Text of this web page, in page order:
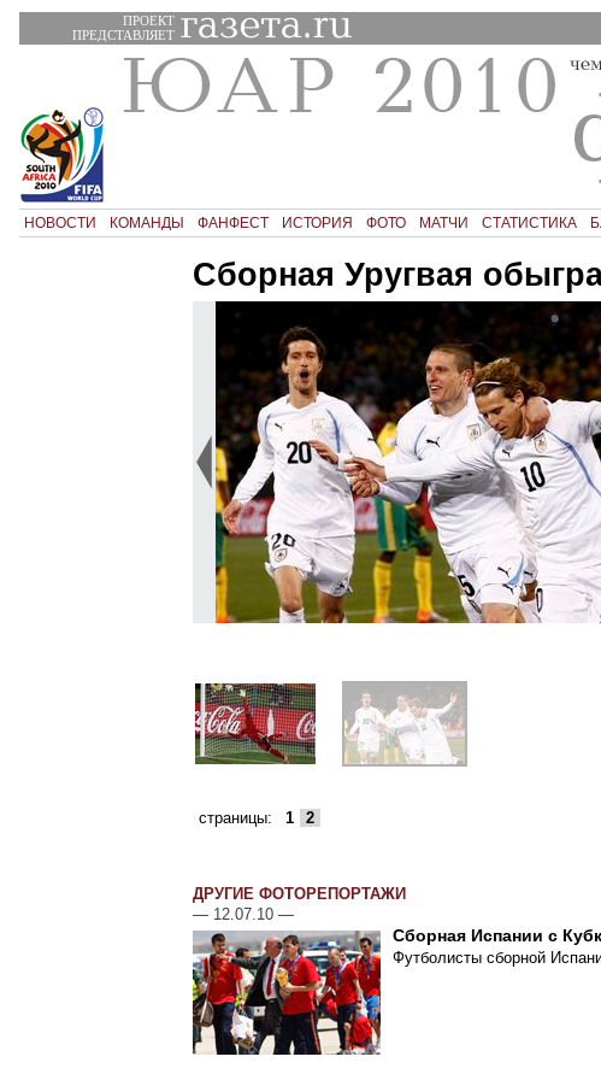
ПРОЕКТ
ПРЕДСТАВЛЯЕТ
НОВОСТИ КОМАНДЫ ФАНФЕСТ ИСТОРИЯ ФОТО МАТЧИ СТАТИСТИКА
Сборная Уругвая
страницы: 1 2
ДРУГИЕ ФОТОРЕПОРТАЖИ
— 12.07.10 —
Сборная Испании с
Футболисты сборной